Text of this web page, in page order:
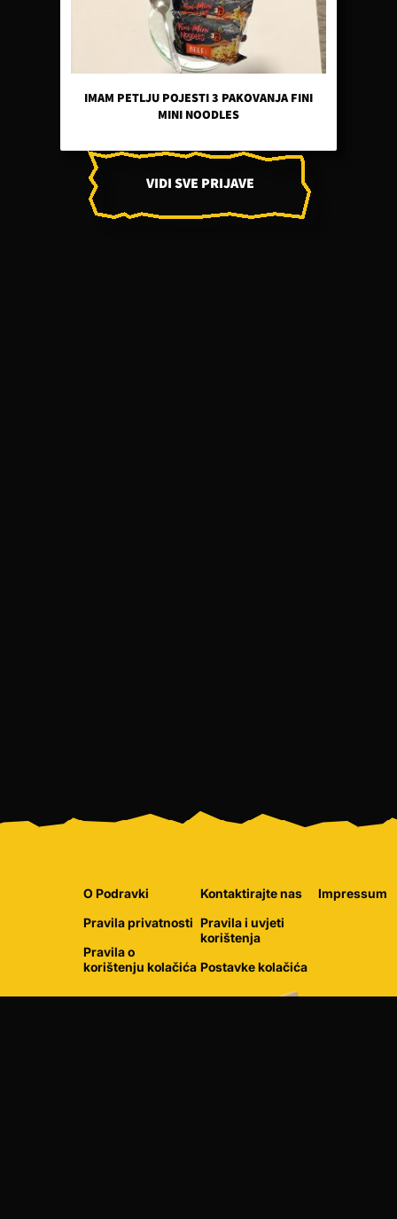
IMAM PETLJU POJESTI 3 PAKOVANJA FINI
MINI NOODLES
VIDI SVE PRIJAVE
O Podravki
Pravila privatnosti
Pravila o
korištenju kolačića
Kontaktirajte nas
Pravila i uvjeti
korištenja
Postavke kolačića
Impressum